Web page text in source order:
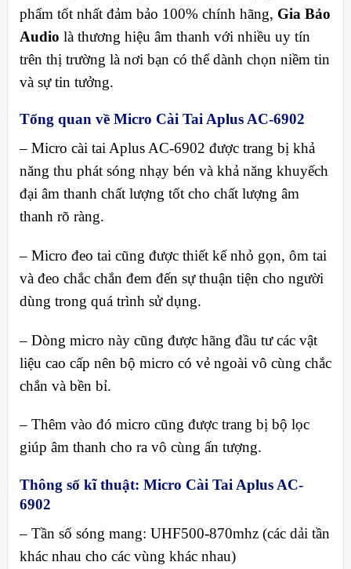
phẩm tốt nhất đảm bảo 100% chính hãng, Gia Bảo
Audio là thương hiệu âm thanh với nhiều uy tín
trên thị trường là nơi bạn có thể dành chọn niềm tin
và sự tin tưởng.
Tổng quan về Micro Cài Tai Aplus AC-6902
– Micro cài tai Aplus AC-6902 được trang bị khả
năng thu phát sóng nhạy bén và khả năng khuyếch
đại âm thanh chất lượng tốt cho chất lượng âm
thanh rõ ràng.
– Micro đeo tai cũng được thiết kế nhỏ gọn, ôm tai
và đeo chắc chắn đem đến sự thuận tiện cho người
dùng trong quá trình sử dụng.
– Dòng micro này cũng được hãng đầu tư các vật
liệu cao cấp nên bộ micro có vẻ ngoài vô cùng chắc
chắn và bền bỉ.
– Thêm vào đó micro cũng được trang bị bộ lọc
giúp âm thanh cho ra vô cùng ấn tượng.
Thông số kĩ thuật: Micro Cài Tai Aplus AC-
6902
– Tần số sóng mang: UHF500-870mhz (các dải tần
khác nhau cho các vùng khác nhau)